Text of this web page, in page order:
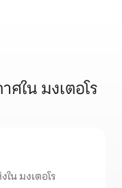
ใน มงเตอโร
น มงเตอโร